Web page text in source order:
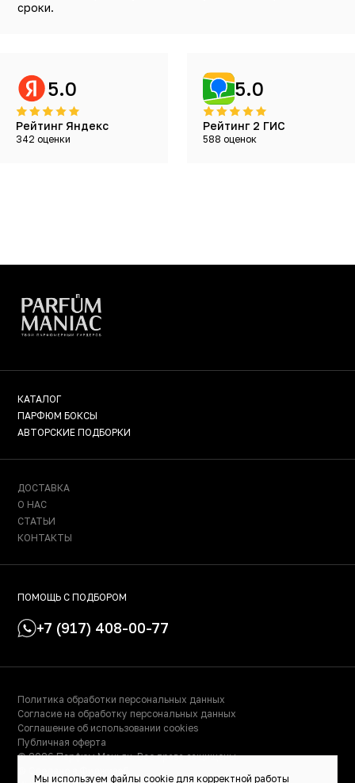
сроки.
5.0
Рейтинг Яндекс
342 оценки
5.0
Рейтинг 2 ГИС
588 оценок
КАТАЛОГ
ПАРФЮМ БОКСЫ
АВТОРСКИЕ ПОДБОРКИ
ДОСТАВКА
О НАС
СТАТЬИ
КОНТАКТЫ
ПОМОЩЬ С ПОДБОРОМ
+7 (917) 408-00-77
Политика обработки персональных данных
Согласие на обработку персональных данных
Соглашение об использовании cookies
Публичная оферта
© 2026 Парфюм Маньяк. Все права защищены.
Мы используем файлы cookie для корректной работы